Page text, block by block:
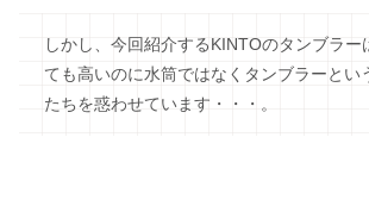
しかし、今回紹介するKINTOのタンブラー
ても高いのに水筒ではなくタンブラーとい
たちを惑わせています・・・。